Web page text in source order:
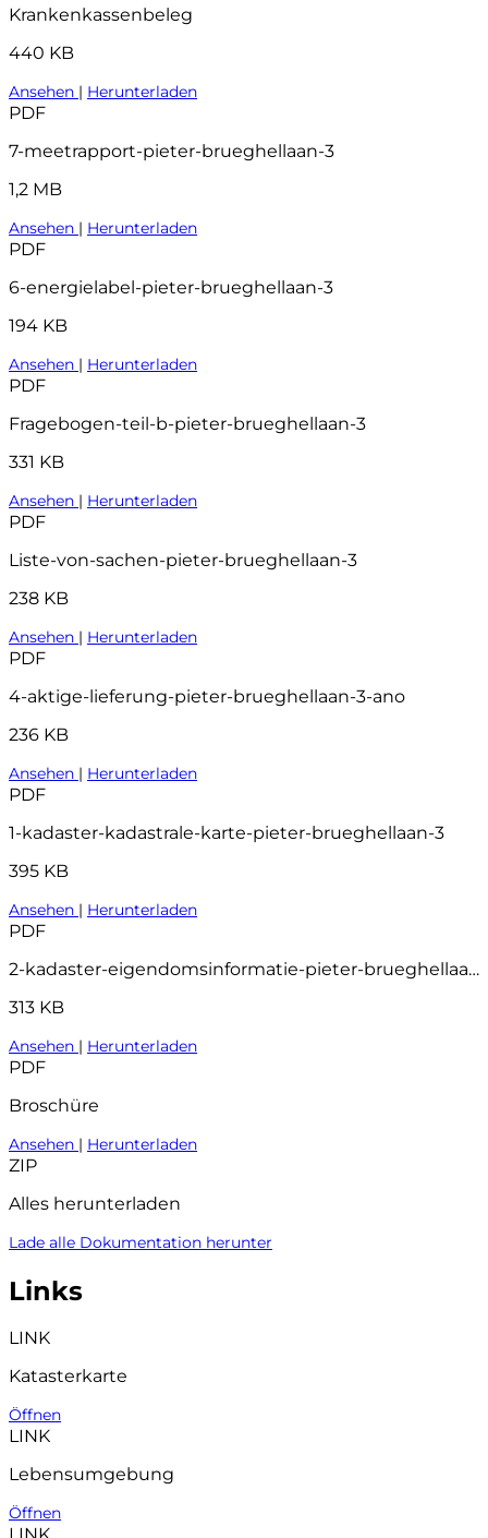
Krankenkassenbeleg
440 KB
Ansehen | Herunterladen
PDF
7-meetrapport-pieter-brueghellaan-3
1,2 MB
Ansehen | Herunterladen
PDF
6-energielabel-pieter-brueghellaan-3
194 KB
Ansehen | Herunterladen
PDF
Fragebogen-teil-b-pieter-brueghellaan-3
331 KB
Ansehen | Herunterladen
PDF
Liste-von-sachen-pieter-brueghellaan-3
238 KB
Ansehen | Herunterladen
PDF
4-aktige-lieferung-pieter-brueghellaan-3-ano
236 KB
Ansehen | Herunterladen
PDF
1-kadaster-kadastrale-karte-pieter-brueghellaan-3
395 KB
Ansehen | Herunterladen
PDF
2-kadaster-eigendomsinformatie-pieter-brueghellaan-3-ano
313 KB
Ansehen | Herunterladen
PDF
Broschüre
Ansehen | Herunterladen
ZIP
Alles herunterladen
Lade alle Dokumentation herunter
Links
LINK
Katasterkarte
Öffnen
LINK
Lebensumgebung
Öffnen